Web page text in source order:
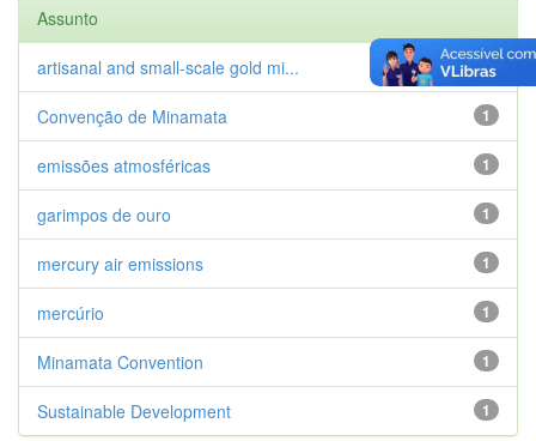
Assunto
1
artisanal and small-scale gold mi...
1
Convenção de Minamata
1
emissões atmosféricas
1
garimpos de ouro
1
mercury air emissions
1
mercúrio
1
Minamata Convention
1
Sustainable Development